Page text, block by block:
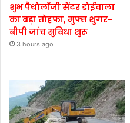
शुभ पैथोलॉजी सेंटर डोईवाला
का बड़ा तोहफा, मुफ्त शुगर-
बीपी जांच सुविधा शुरू
3 hours ago